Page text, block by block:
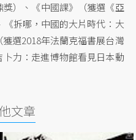
）、《中國課》（獲選《亞
拆哪，中國的大片時代：大
選2018年法蘭克福書展台灣
力：走進博物館看見日本動
文章